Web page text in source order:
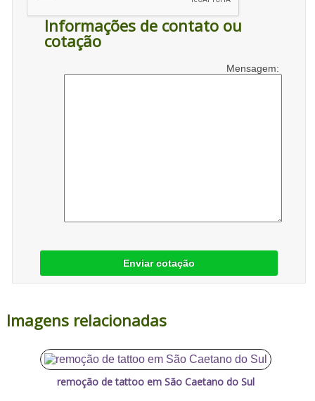
Informações de contato ou
cotação
Mensagem:
Enviar cotação
Imagens relacionadas
remoção de tattoo em São Caetano do Sul